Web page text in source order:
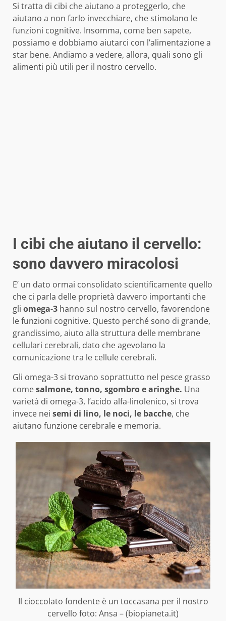
Si tratta di cibi che aiutano a proteggerlo, che
aiutano a non farlo invecchiare, che stimolano le
funzioni cognitive. Insomma, come ben sapete,
possiamo e dobbiamo aiutarci con l’alimentazione a
star bene. Andiamo a vedere, allora, quali sono gli
alimenti più utili per il nostro cervello.
I cibi che aiutano il cervello:
sono davvero miracolosi
E’ un dato ormai consolidato scientificamente quello
che ci parla delle proprietà davvero importanti che
gli omega-3 hanno sul nostro cervello, favorendone
le funzioni cognitive. Questo perché sono di grande,
grandissimo, aiuto alla struttura delle membrane
cellulari cerebrali, dato che agevolano la
comunicazione tra le cellule cerebrali.
Gli omega-3 si trovano soprattutto nel pesce grasso
comesalmone, tonno, sgombro e aringhe. Una
varietà di omega-3, l’acido alfa-linolenico, si trova
invece nei semi di lino, le noci, le bacche, che
aiutano funzione cerebrale e memoria.
Il cioccolato fondente è un toccasana per il nostro
cervello foto: Ansa – (biopianeta.it)